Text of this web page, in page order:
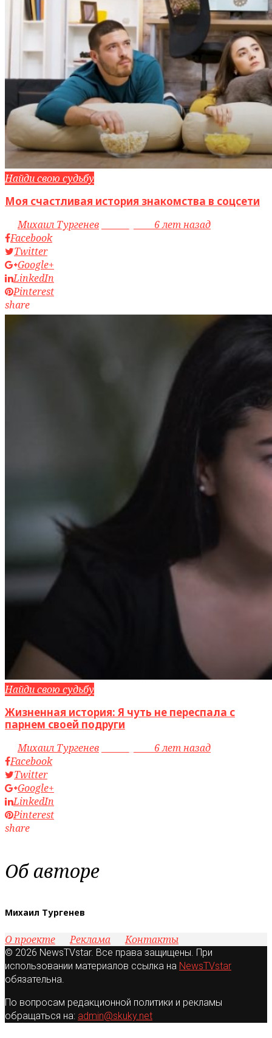
Найди свою судьбу
Моя счастливая история знакомства в соцсети
byМихаил Тургенев
6 лет назад
Facebook
Twitter
Google+
LinkedIn
Pinterest
share
Найди свою судьбу
Жизненная история: Я чуть не переспала с
парнем своей подруги
byМихаил Тургенев
6 лет назад
Facebook
Twitter
Google+
LinkedIn
Pinterest
share
Об авторе
Михаил Тургенев
О проекте Реклама Контакты
© 2026 NewsTVstar. Все права защищены. При
использовании материалов ссылка на NewsTVstar
обязательна.
По вопросам редакционной политики и рекламы
обращаться на: admin@skuky.net